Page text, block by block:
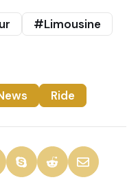
#Limousine
Ride